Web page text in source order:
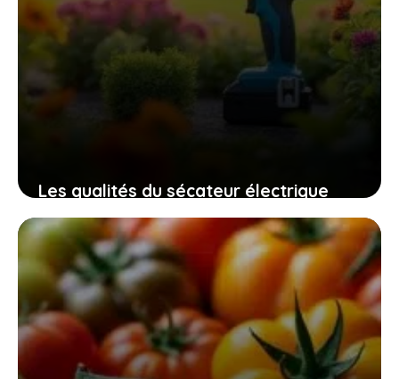
Les qualités du sécateur électrique
swansoft pru28 pour un jardinage
efficace, sûr et sans fatigue
10 novembre 2025